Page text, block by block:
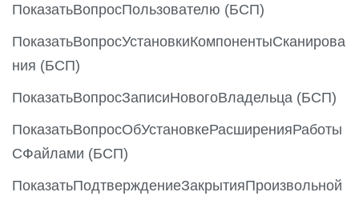
ПоказатьВопросПользователю (БСП)
ПоказатьВопросУстановкиКомпонентыСканирова
ния (БСП)
ПоказатьВопросЗаписиНовогоВладельца (БСП)
ПоказатьВопросОбУстановкеРасширенияРаботы
СФайлами (БСП)
ПоказатьПодтверждениеЗакрытияПроизвольной